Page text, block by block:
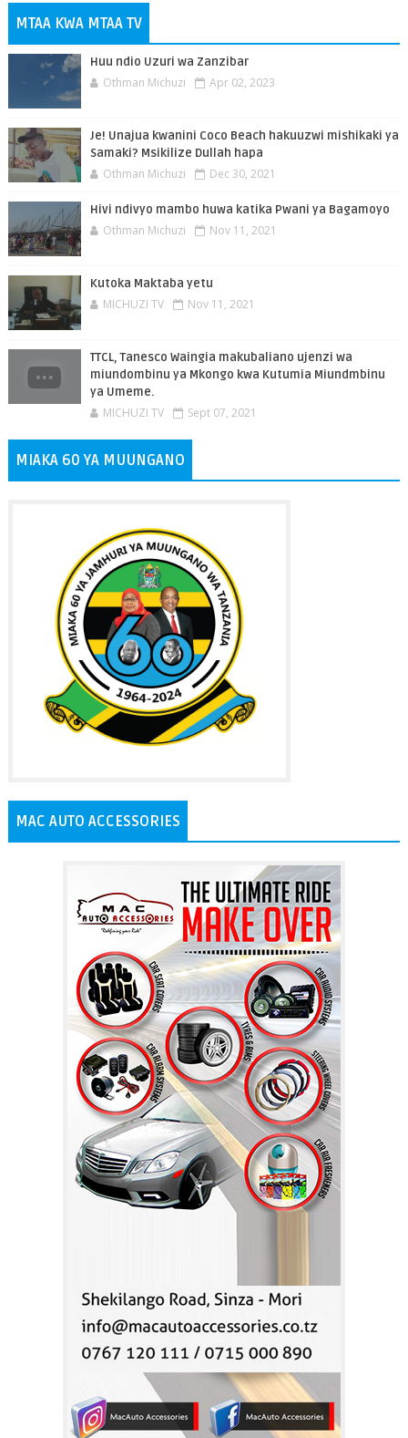
MTAA KWA MTAA TV
Huu ndio Uzuri wa Zanzibar
Othman Michuzi Apr 02, 2023
Je! Unajua kwanini Coco Beach hakuuzwi mishikaki ya
Samaki? Msikilize Dullah hapa
Othman Michuzi Dec 30, 2021
Hivi ndivyo mambo huwa katika Pwani ya Bagamoyo
Othman Michuzi Nov 11, 2021
Kutoka Maktaba yetu
MICHUZI TV Nov 11, 2021
TTCL, Tanesco Waingia makubaliano ujenzi wa
miundombinu ya Mkongo kwa Kutumia Miundmbinu
ya Umeme.
MICHUZI TV Sept 07, 2021
MIAKA 60 YA MUUNGANO
MAC AUTO ACCESSORIES